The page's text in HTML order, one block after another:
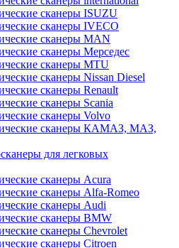
сканеры ISUZU
сканеры IVECO
сканеры MAN
сканеры Мерседес
сканеры MTU
сканеры Nissan Diesel
сканеры Renault
сканеры Scania
сканеры Volvo
сканеры КАМАЗ, МАЗ,
для легковых
сканеры Acura
сканеры Alfa-Romeo
сканеры Audi
сканеры BMW
сканеры Chevrolet
сканеры Citroen